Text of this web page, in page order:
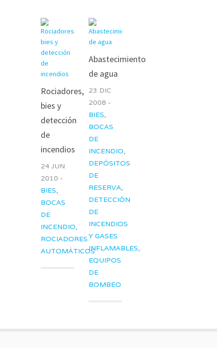
Rociadores,
bies y
detección
de
incendios
24 JUN
2010 -
BIES,
BOCAS
DE
INCENDIO,
ROCIADORES
AUTOMÁTICOS
Abastecimiento
de agua
23 DIC
2008 -
BIES,
BOCAS
DE
INCENDIO,
DEPÓSITOS
DE
RESERVA,
DETECCIÓN
DE
INCENDIOS
Y GASES
INFLAMABLES,
EQUIPOS
DE
BOMBEO